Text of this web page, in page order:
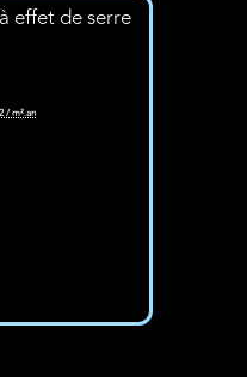
effet de serre
/ m².an